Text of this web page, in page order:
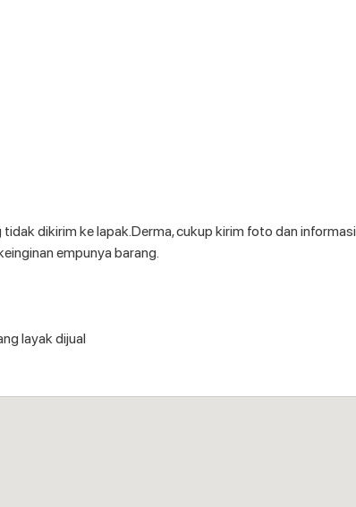
dikirim ke lapak.Derma, cukup kirim foto dan informasi
empunya barang.
layak dijual